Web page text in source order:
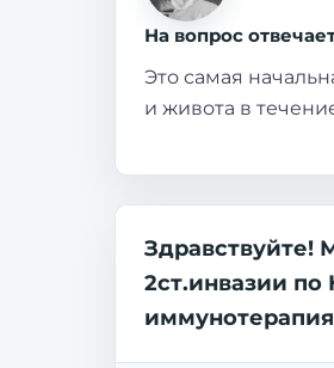
На вопрос
Это самая
и живота в
Здравствуйте!
2ст.инвазии